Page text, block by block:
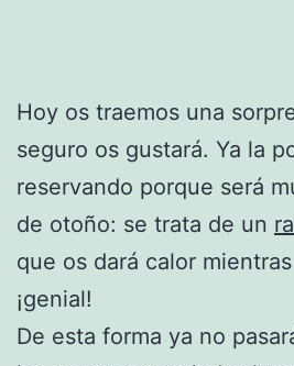
Hoy os traemos una
seguro os gustará. Ya la
reservando porque será
de otoño: se trata de un
que os dará calor
¡genial!
De esta forma ya no